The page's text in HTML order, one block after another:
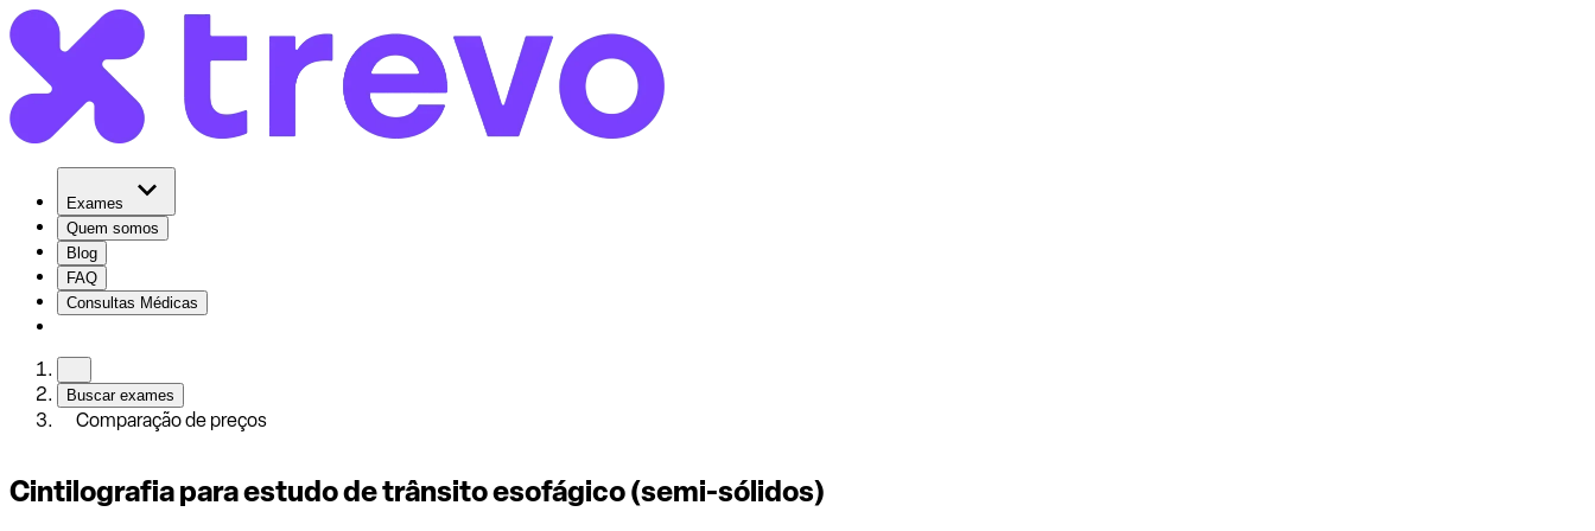
Exames
Quem somos
Blog
FAQ
Consultas Médicas
Buscar exames
Comparação de preços
Cintilografia para estudo de trânsito esofágico (semi-sólidos)